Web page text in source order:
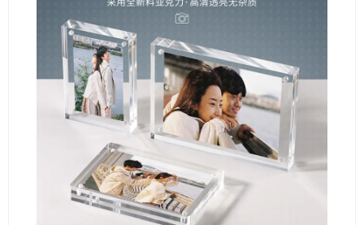
http://xybp.tmall.com http://wzxybp.1688.com